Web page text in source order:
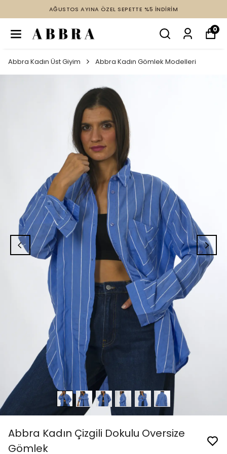
AĞUSTOS AYINA ÖZEL SEPETTE %5 İNDİRİM
0
Abbra Kadın Üst Giyim Abbra Kadın Gömlek Modelleri
Abbra Kadın Çizgili Dokulu Oversize
Gömlek